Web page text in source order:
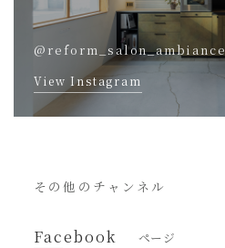
@reform_salon_ambiance
View Instagram
その他のチャンネル
Facebook ページ